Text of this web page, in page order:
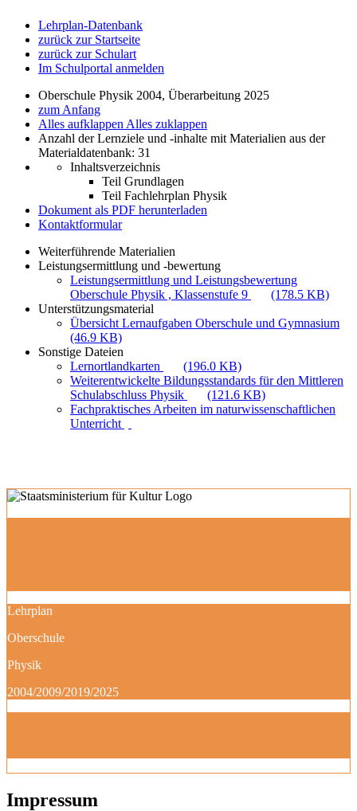
Lehrplan-Datenbank
zurück zur Startseite
zurück zur Schulart
Im Schulportal anmelden
Oberschule Physik 2004, Überarbeitung 2025
zum Anfang
Alles aufklappen Alles zuklappen
Anzahl der Lernziele und -inhalte mit Materialien aus der
Materialdatenbank: 31
Inhaltsverzeichnis
Teil Grundlagen
Teil Fachlehrplan Physik
Dokument als PDF herunterladen
Kontaktformular
Weiterführende Materialien
Leistungsermittlung und -bewertung
Leistungsermittlung und Leistungsbewertung
Oberschule Physik , Klassenstufe 9
(178.5 KB)
Unterstützungsmaterial
Übersicht Lernaufgaben Oberschule und Gymnasium
(46.9 KB)
Sonstige Dateien
Lernortlandkarten
(196.0 KB)
Weiterentwickelte Bildungsstandards für den Mittleren
Schulabschluss Physik
(121.6 KB)
Fachpraktisches Arbeiten im naturwissenschaftlichen
Unterricht
Lehrplan
Oberschule
Physik
2004/2009/2019/2025
Impressum